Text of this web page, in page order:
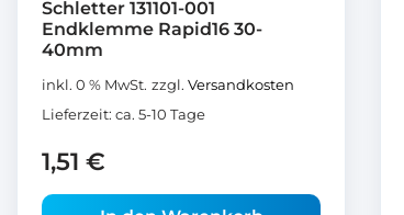
Schletter 131101-001
Endklemme Rapid16 30-
40mm
inkl. 0 % MwSt. zzgl. Versandkosten
Lieferzeit: ca. 5-10 Tage
1,51 €